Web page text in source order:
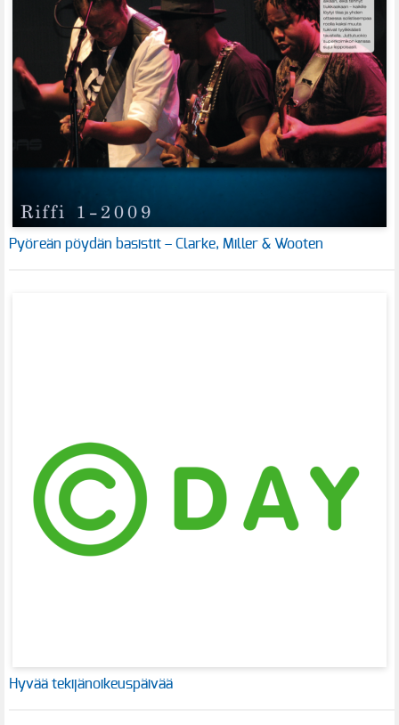
Pyöreän pöydän basistit – Clarke, Miller & Wooten
Hyvää tekijänoikeuspäivää